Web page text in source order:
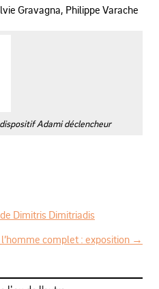
Gravagna, Philippe Varache
Adami déclencheur
Dimitris Dimitriadis
complet : exposition →